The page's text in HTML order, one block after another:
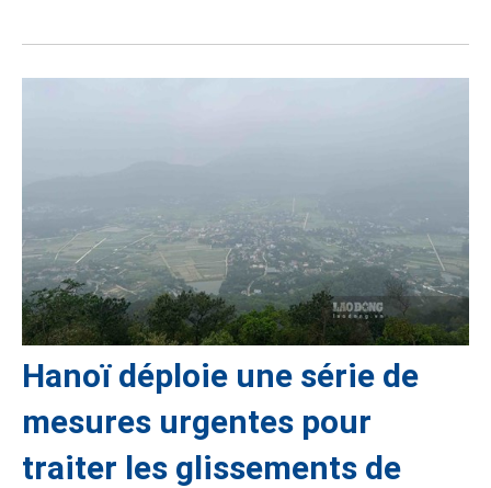
Hanoï déploie une série de
mesures urgentes pour
traiter les glissements de